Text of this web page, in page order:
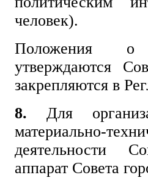
человек).
Положения о
утверждаются
закрепляются в
8. Для
материально-
деятельности
аппарат Совета